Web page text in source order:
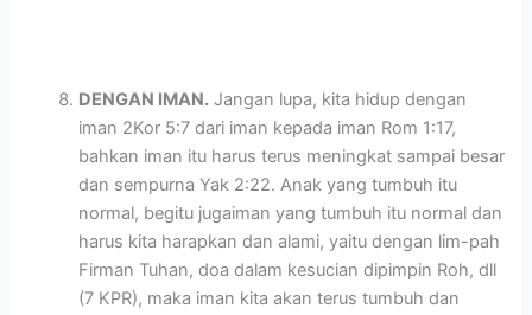
DENGAN IMAN. Jangan lupa, kita hidup dengan
iman 2Kor 5:7 dari iman kepada iman Rom 1:17,
bahkan iman itu harus terus meningkat sampai besar
dan sempurna Yak 2:22. Anak yang tumbuh itu
normal, begitu jugaiman yang tumbuh itu normal dan
harus kita harapkan dan alami, yaitu dengan lim-pah
Firman Tuhan, doa dalam kesucian dipimpin Roh, dll
(7 KPR), maka iman kita akan terus tumbuh dan